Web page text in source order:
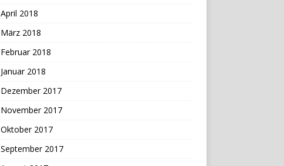
April 2018
März 2018
Februar 2018
Januar 2018
Dezember 2017
November 2017
Oktober 2017
September 2017